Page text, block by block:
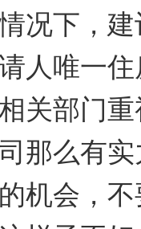
况下，
人唯一
关部门
那么有
机会，